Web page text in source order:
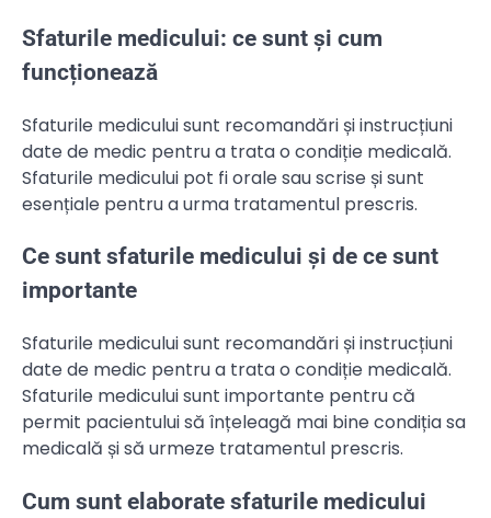
Sfaturile medicului: ce sunt și cum
funcționează
Sfaturile medicului sunt recomandări și instrucțiuni
date de medic pentru a trata o condiție medicală.
Sfaturile medicului pot fi orale sau scrise și sunt
esențiale pentru a urma tratamentul prescris.
Ce sunt sfaturile medicului și de ce sunt
importante
Sfaturile medicului sunt recomandări și instrucțiuni
date de medic pentru a trata o condiție medicală.
Sfaturile medicului sunt importante pentru că
permit pacientului să înțeleagă mai bine condiția sa
medicală și să urmeze tratamentul prescris.
Cum sunt elaborate sfaturile medicului